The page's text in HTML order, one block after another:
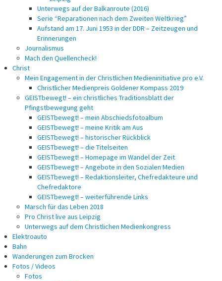
Unterwegs auf der Balkanroute (2016)
Serie “Reparationen nach dem Zweiten Weltkrieg”
Aufstand am 17. Juni 1953 in der DDR – Zeitzeugen und
Erinnerungen
Journalismus
Mach den Quellencheck!
Christ
Mein Engagement in der Christlichen Medieninitiative pro e.V.
Christlicher Medienpreis Goldener Kompass 2019
GEISTbewegt! – ein christliches Traditionsblatt der
Pfingstbewegung geht
GEISTbewegt! – mein Abschiedsfotoalbum
GEISTbewegt! – meine Kritik am Aus
GEISTbewegt! – historischer Rückblick
GEISTbewegt! – die Titelseiten
GEISTbewegt! – Homepage im Wandel der Zeit
GEISTbewegt! – Angebote in den Sozialen Medien
GEISTbewegt! – Redaktionsleiter, Chefredakteure und
Chefredaktore
GEISTbewegt! – weiterführende Links
Marsch für das Leben 2018
Pro Christ live aus Leipzig
Unterwegs auf dem Christlichen Medienkongress
Elektroauto
Bahn
Wanderungen zum Brocken
Fotos / Videos
Fotos